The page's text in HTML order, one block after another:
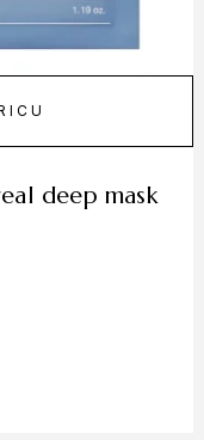
deep mask